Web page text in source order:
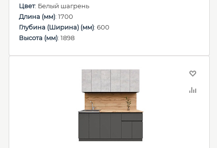
Цвет: Белый шагрень
Длина (мм): 1700
Глубина (Ширина) (мм): 600
Высота (мм): 1898